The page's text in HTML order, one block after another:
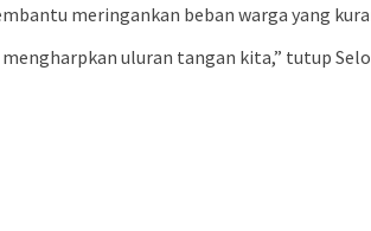
meringankan beban warga yang
uluran tangan kita,” tutup